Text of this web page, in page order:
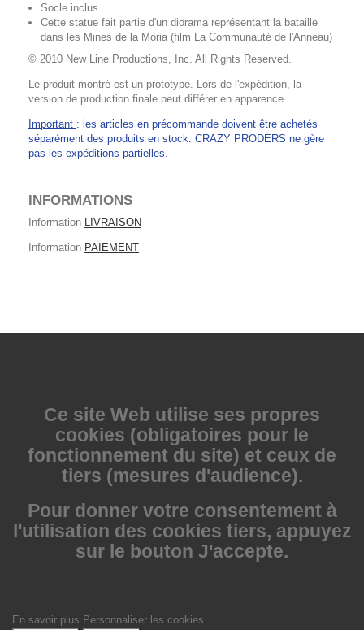
Socle inclus
Cette statue fait partie d'un diorama représentant la bataille
dans les Mines de la Moria (film La Communauté de l'Anneau)
© 2010 New Line Productions, Inc. All Rights Reserved.
Le produit montré est un prototype. Lors de l'expédition, la
version de production finale peut différer en apparence.
Important : les articles en précommande doivent être achetés
séparément des produits en stock. CRAZY PRODERS ne gère
pas les expéditions partielles.
INFORMATIONS
Information LIVRAISON
Information PAIEMENT
Ce site Web utilise ses propres
cookies (obligatoires pour le
fonctionnement du site) et ceux de
tiers (mesures d'audience).
Pour donner votre consentement à
l'utilisation des cookies tiers, appuyez
sur le bouton J'accepte.
En savoir plus Personnaliser les cookies